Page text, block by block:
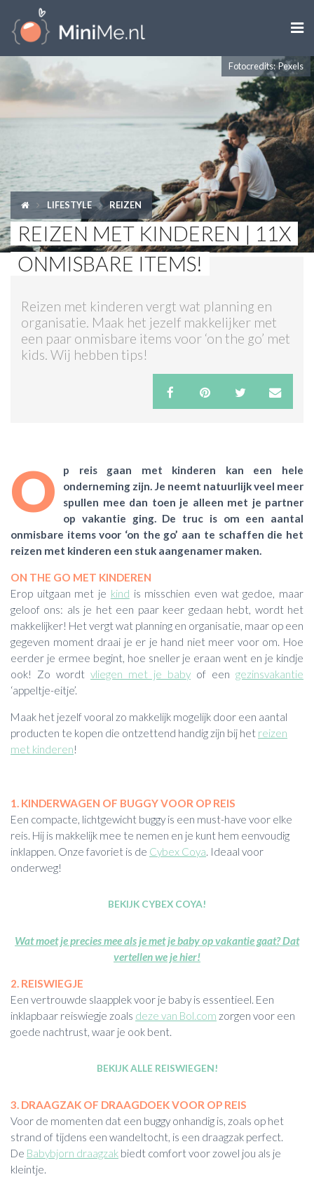

ZWANGER WORDEN
ZWANGER
PEUTER
KIND
LIFESTYLE
SHOPS
ACTIES & KORTING
Fotocredits: Pexels
LIFESTYLE REIZEN
REIZEN MET KINDEREN | 11X
ONMISBARE ITEMS!
Reizen met kinderen vergt wat planning en
organisatie. Maak het jezelf makkelijker met
een paar onmisbare items voor ‘on the go’ met
kids. Wij hebben tips!
O
p reis gaan met kinderen kan een hele
onderneming zijn. Je neemt natuurlijk veel meer
spullen mee dan toen je alleen met je partner
op vakantie ging. De truc is om een aantal
onmisbare items voor ‘on the go’ aan te schaffen die het
reizen met kinderen een stuk aangenamer maken.
ON THE GO MET KINDEREN
Erop uitgaan met je kind is misschien even wat gedoe, maar
geloof ons: als je het een paar keer gedaan hebt, wordt het
makkelijker! Het vergt wat planning en organisatie, maar op een
gegeven moment draai je er je hand niet meer voor om. Hoe
eerder je ermee begint, hoe sneller je eraan went en je kindje
ook! Zo wordt vliegen met je baby of een gezinsvakantie
‘appeltje-eitje’.
Maak het jezelf vooral zo makkelijk mogelijk door een aantal
producten te kopen die ontzettend handig zijn bij het reizen
met kinderen!
1. KINDERWAGEN OF BUGGY VOOR OP REIS
Een compacte, lichtgewicht buggy is een must-have voor elke
reis. Hij is makkelijk mee te nemen en je kunt hem eenvoudig
inklappen. Onze favoriet is de Cybex Coya. Ideaal voor
onderweg!
BEKIJK CYBEX COYA!
Wat moet je precies mee als je met je baby op vakantie gaat? Dat
vertellen we je hier!
2. REISWIEGJE
Een vertrouwde slaapplek voor je baby is essentieel. Een
inklapbaar reiswiegje zoals deze van Bol.com zorgen voor een
goede nachtrust, waar je ook bent.
BEKIJK ALLE REISWIEGEN!
3. DRAAGZAK OF DRAAGDOEK VOOR OP REIS
Voor de momenten dat een buggy onhandig is, zoals op het
strand of tijdens een wandeltocht, is een draagzak perfect.
De Babybjorn draagzak biedt comfort voor zowel jou als je
kleintje.